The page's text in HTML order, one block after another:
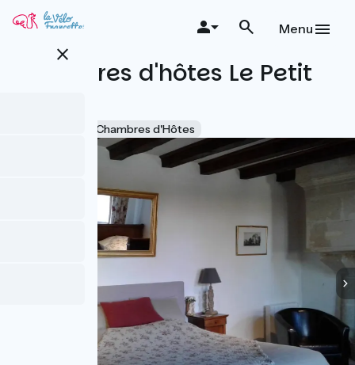
au
close
Menu
Chambres d'hôtes Le Petit
Chambres d'Hôtes